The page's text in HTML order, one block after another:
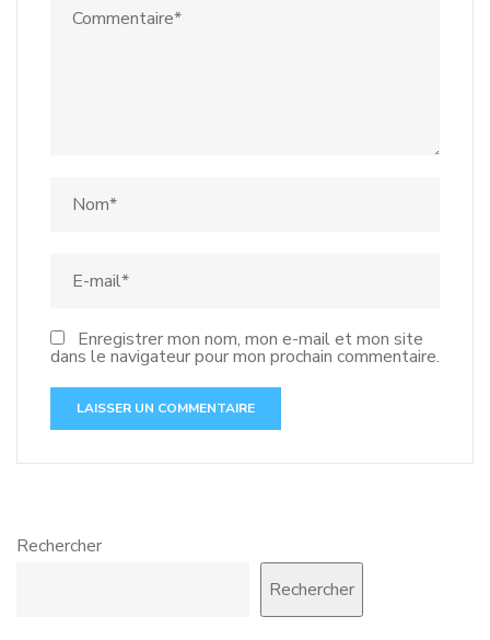
Enregistrer mon nom, mon e-mail et mon site
dans le navigateur pour mon prochain commentaire.
Rechercher
Rechercher